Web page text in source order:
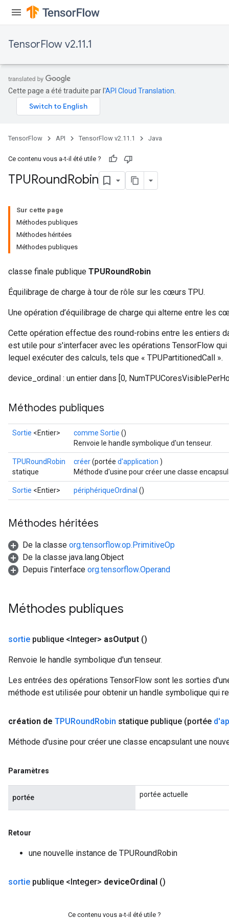
TensorFlow v2.11.1
Cette page a été traduite par l'API Cloud Translation
TensorFlow API TensorFlow v2.11.1 Java
Ce contenu vous a-t-il été utile ?
TPURoundRobin
Sur cette page
Méthodes publiques
Méthodes héritées
Méthodes publiques
classe finale publique TPURoundRobin
Équilibrage de charge à tour de rôle sur les cœurs TPU.
Une opération d’équilibrage de charge qui alterne entre les
Cette opération effectue des round-robins entre les entiers
est utile pour s'interfacer avec les opérations TensorFlow
lequel exécuter des calculs, tels que « TPUPartitionedCall ».
device_ordinal : un entier dans [0,
Méthodes publiques
Sortie <Entier> comme Sortie ()
Renvoie le handle symbolique d'un tenseur.
TPURoundRobin
statique
créer(portée d'application )
Méthode d'usine pour créer une classe
Sortie <Entier> périphériqueOrdinal ()
Méthodes héritées
De la classe org.tensorflow.op.PrimitiveOp
De la classe java.lang.Object
Depuis l'interface org.tensorflow.Operand
Méthodes publiques
sortie publique <Integer> asOutput ()
Renvoie le handle symbolique d'un tenseur.
Les entrées des opérations TensorFlow sont les sorties
méthode est utilisée pour obtenir un handle symbolique qui
création de TPURoundRobin statique publique (portée
Méthode d'usine pour créer une classe encapsulant une
Paramètres
portée portée actuelle
Retour
une nouvelle instance de TPURoundRobin
sortie publique <Integer> deviceOrdinal ()
Ce contenu vous a-t-il été utile ?